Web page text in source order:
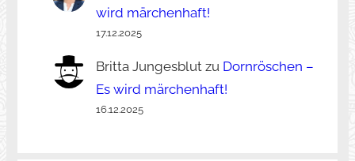
wird märchenhaft!
17.12.2025
Britta Jungesblutzu Dornröschen –
Es wird märchenhaft!
16.12.2025